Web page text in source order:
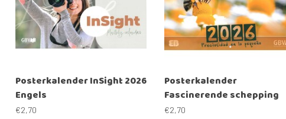
Posterkalender InSight 2026
Engels
€2,70
Posterkalender
Fascinerende schepping
2026 Spaans
€2,70